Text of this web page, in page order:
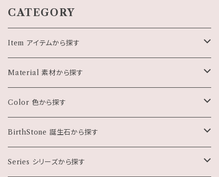
CATEGORY
Item アイテムから探す
Pierce ピアス・イヤリング
Necklace ネックレス
Bracelet ブレスレット
Charm チャーム
Material 素材から探す
天然石
パール・シェル
珊瑚
Color 色から探す
ホワイト・クリア系
ブラック系
BirthStone 誕生石から探す
１月
Series シリーズから探す